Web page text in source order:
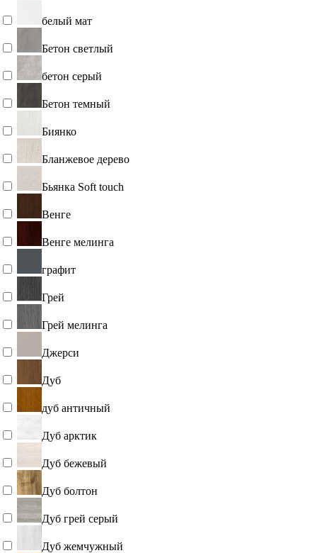
белый мат
Бетон светлый
бетон серый
Бетон темный
Биянко
Бланжевое дерево
Бьянка Soft touch
Венге
Венге мелинга
графит
Грей
Грей мелинга
Джерси
Дуб
дуб античный
Дуб арктик
Дуб бежевый
Дуб болтон
Дуб грей серый
Дуб жемчужный